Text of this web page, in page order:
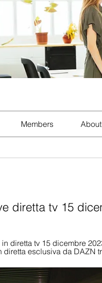
Members About
diretta tv 15
diretta tv 15 dicembre
esclusiva da DAZN